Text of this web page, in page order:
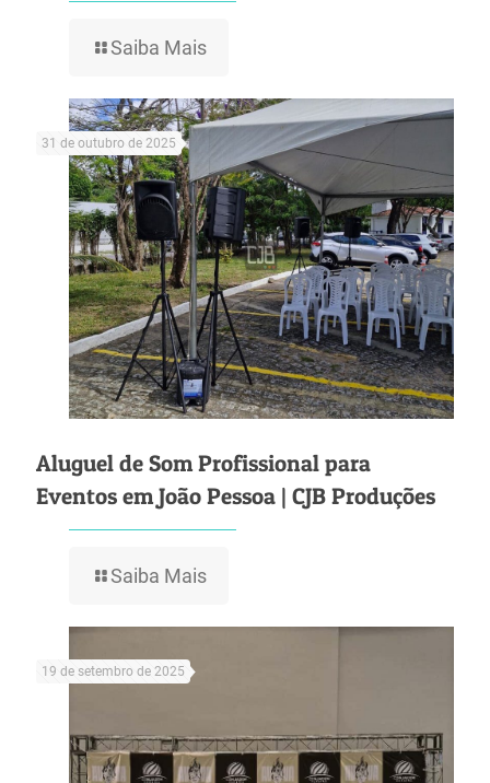
Saiba Mais
31 de outubro de 2025
Aluguel de Som Profissional para
Eventos em João Pessoa | CJB Produções
Saiba Mais
19 de setembro de 2025